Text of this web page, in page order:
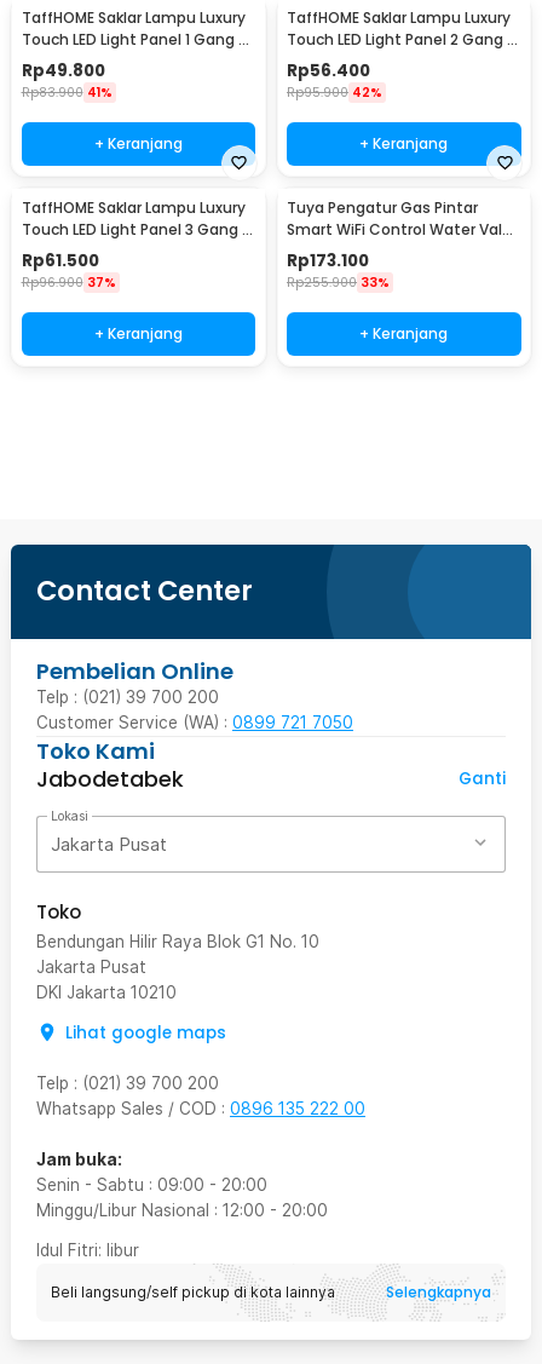
TaffHOME Saklar Lampu Luxury
Touch LED Light Panel 1 Gang -
AO-001
Rp49.800
Rp83.900 41%
+ Keranjang
TaffHOME Saklar Lampu Luxury
Touch LED Light Panel 2 Gang -
AO-001
Rp56.400
Rp95.900 42%
+ Keranjang
TaffHOME Saklar Lampu Luxury
Touch LED Light Panel 3 Gang -
AO-001
Rp61.500
Rp96.900 37%
+ Keranjang
Tuya Pengatur Gas Pintar
Smart WiFi Control Water Valve
Gas Controller - YB5
Rp173.100
Rp255.900 33%
+ Keranjang
Contact Center
Pembelian Online
Telp : (021) 39 700 200
Customer Service (WA) : 0899 721 7050
Toko Kami
Jabodetabek
Ganti
Lokasi
Jakarta Pusat
Toko
Bendungan Hilir Raya Blok G1 No. 10
Jakarta Pusat
DKI Jakarta 10210
Lihat google maps
Telp : (021) 39 700 200
Whatsapp Sales / COD : 0896 135 222 00
Jam buka:
Senin - Sabtu : 09:00 - 20:00
Minggu/Libur Nasional : 12:00 - 20:00
Idul Fitri: libur
Beli langsung/self pickup di kota lainnya Selengkapnya